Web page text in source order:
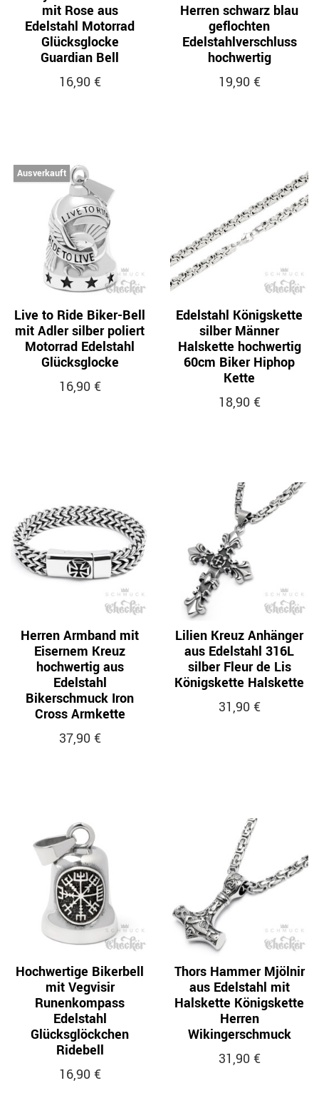
mit Rose aus
Edelstahl Motorrad
Glücksglocke
Guardian Bell
16,90 €
Herren schwarz blau
geflochten
Edelstahlverschluss
hochwertig
19,90 €
Ausverkauft
Live to Ride Biker-Bell
mit Adler silber poliert
Motorrad Edelstahl
Glücksglocke
16,90 €
Edelstahl Königskette
silber Männer
Halskette hochwertig
60cm Biker Hiphop
Kette
18,90 €
Herren Armband mit
Eisernem Kreuz
hochwertig aus
Edelstahl
Bikerschmuck Iron
Cross Armkette
37,90 €
Lilien Kreuz Anhänger
aus Edelstahl 316L
silber Fleur de Lis
Königskette Halskette
31,90 €
Hochwertige Bikerbell
mit Vegvisir
Runenkompass
Edelstahl
Glücksglöckchen
Ridebell
16,90 €
Thors Hammer Mjölnir
aus Edelstahl mit
Halskette Königskette
Herren
Wikingerschmuck
31,90 €